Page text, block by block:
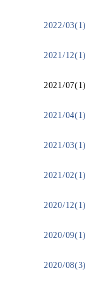
2022/03(1)
2021/12(1)
2021/07(1)
2021/04(1)
2021/03(1)
2021/02(1)
2020/12(1)
2020/09(1)
2020/08(3)